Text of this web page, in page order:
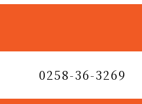
0258-36-3269